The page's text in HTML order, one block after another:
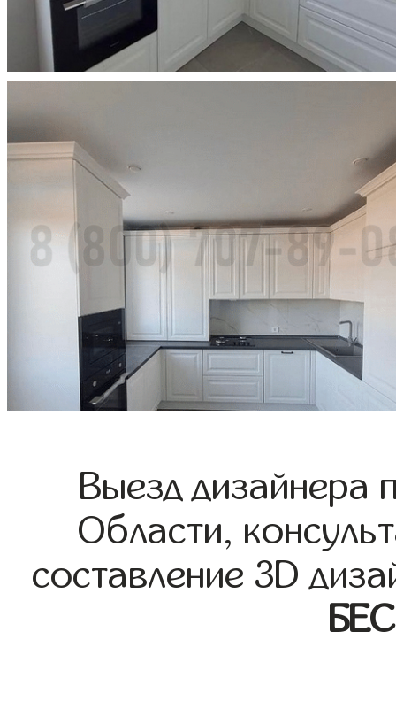
Выезд дизайнера
Области,
составление 3D